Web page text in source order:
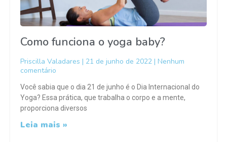
Como funciona o yoga baby?
Priscilla Valadares 21 de junho de 2022
Nenhum
comentário
Você sabia que o dia 21 de junho é o Dia Internacional do
Yoga? Essa prática, que trabalha o corpo e a mente,
proporciona diversos
Leia mais »